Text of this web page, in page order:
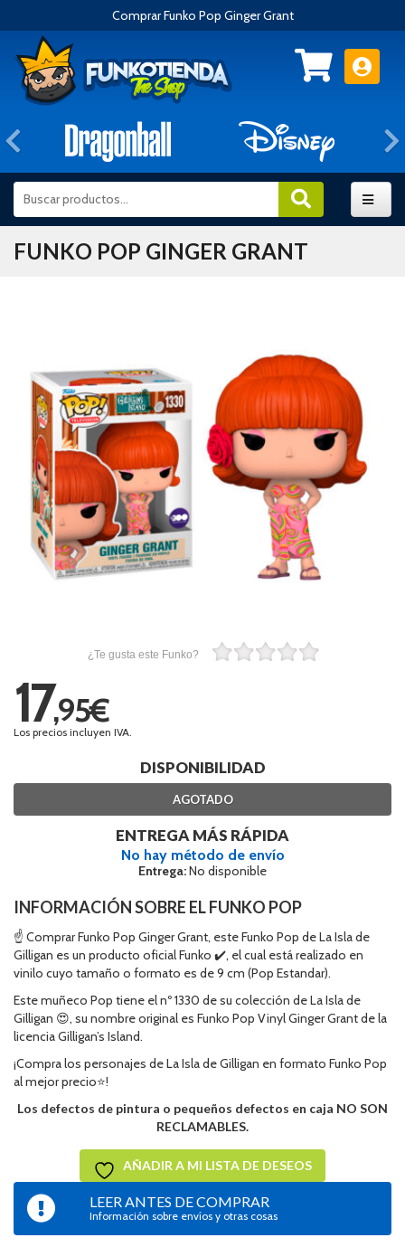
Comprar Funko Pop Ginger Grant
Anterior
FUNKO POP GINGER GRANT
¿Te gusta este Funko?
17,95€
Los precios incluyen IVA.
DISPONIBILIDAD
AGOTADO
ENTREGA MÁS RÁPIDA
No hay método de envío
Entrega:No disponible
INFORMACIÓN SOBRE EL FUNKO POP
☝ Comprar Funko Pop Ginger Grant, este Funko Pop de La Isla de
Gilligan es un producto oficial Funko ✔️, el cual está realizado en
vinilo cuyo tamaño o formato es de 9 cm (Pop Estandar).
Este muñeco Pop tiene el nº 1330 de su colección de La Isla de
Gilligan 😍, su nombre original es Funko Pop Vinyl Ginger Grant de la
licencia Gilligan’s Island.
¡Compra los personajes de La Isla de Gilligan en formato Funko Pop
al mejor precio⭐!
Los defectos de pintura o pequeños defectos en caja NO SON
RECLAMABLES.
AÑADIR A MI LISTA DE DESEOS
LEER ANTES DE COMPRAR
Información sobre envíos y otras cosas